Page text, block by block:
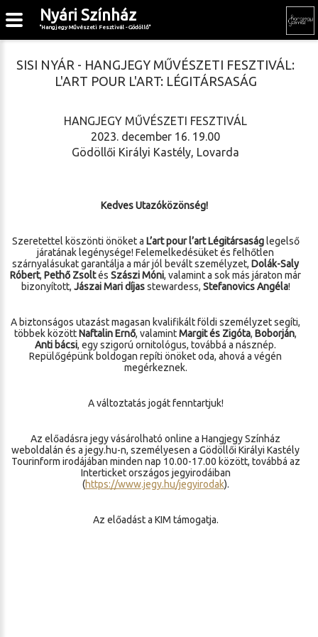
SISI NYÁR - HANGJEGY MŰVÉSZETI FESZTIVÁL:
L'ART POUR L'ART: LÉGITÁRSASÁG
HANGJEGY MŰVÉSZETI FESZTIVÁL
2023. december 16. 19.00
Gödöllői Királyi Kastély, Lovarda
Kedves Utazóközönség!
Szeretettel köszönti önöket a L’art pour l’art Légitársaságlegelső
járatának legénysége! Felemelkedésüket és felhőtlen
szárnyalásukat garantálja a már jól bevált személyzet, Dolák-Saly
Róbert, Pethő Zsoltés Szászi Móni, valamint a sok más járaton már
bizonyított, Jászai Mari díjasstewardess, Stefanovics Angéla!
A biztonságos utazást magasan kvalifikált földi személyzet segíti,
többek közöttNaftalin Ernő, valamintMargit és Zigóta, Boborján,
Anti bácsi, egy szigorú ornitológus, továbbá a násznép.
Repülőgépünk boldogan repíti önöket oda, ahová a végén
megérkeznek.
A változtatás jogát fenntartjuk!
Az előadásra jegy vásárolható online a Hangjegy Színház
weboldalán és a jegy.hu-n, személyesen a Gödöllői Királyi Kastély
Tourinform irodájában minden nap 10.00-17.00 között, továbbá az
Interticket országos jegyirodáiban
(https://www.jegy.hu/jegyirodak).
Az előadást a KIM támogatja.
Nyári Színház
"Hangjegy Művészeti Fesztivál - Gödöllő"